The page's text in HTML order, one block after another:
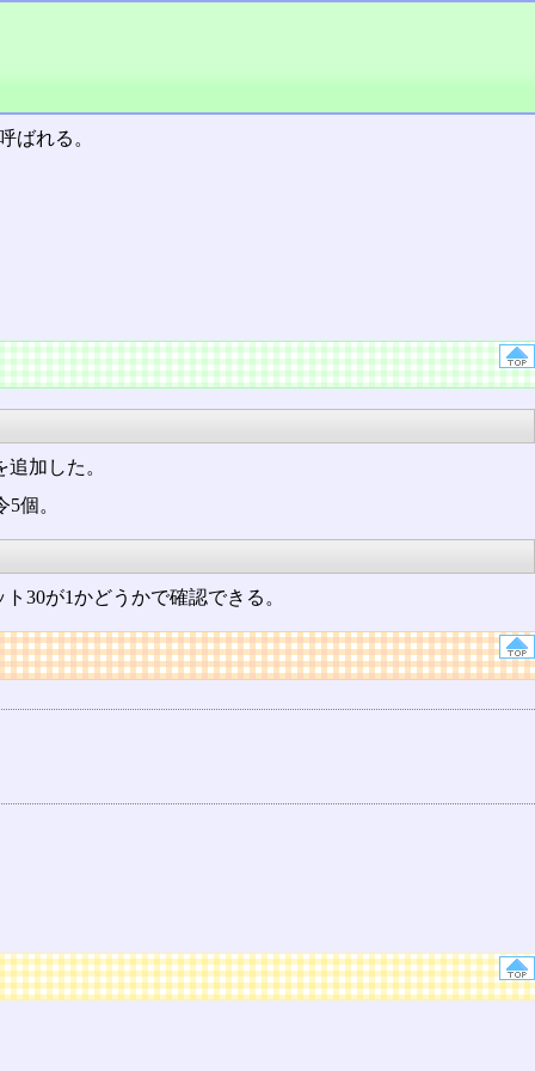
ばれる。
加した。
個。
30が1かどうかで確認できる。